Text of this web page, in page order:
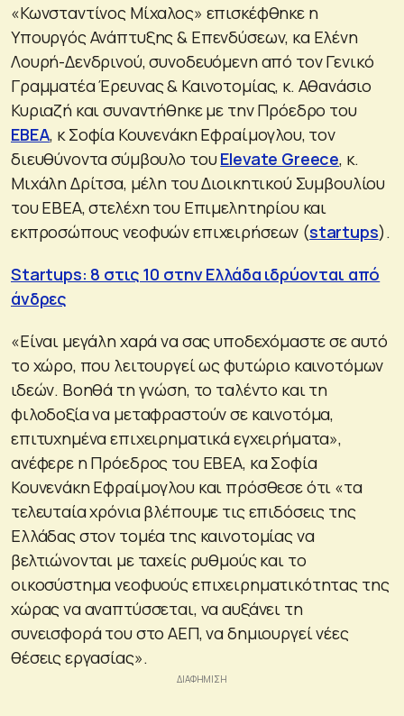
«Κωνσταντίνος Μίχαλος» επισκέφθηκε η
Υπουργός Ανάπτυξης & Επενδύσεων, κα Ελένη
Λουρή-Δενδρινού, συνοδευόμενη από τον Γενικό
Γραμματέα Έρευνας & Καινοτομίας, κ. Αθανάσιο
Κυριαζή και συναντήθηκε με την Πρόεδρο του
ΕΒΕΑ, κ Σοφία Κουνενάκη Εφραίμογλου, τον
διευθύνοντα σύμβουλο τουElevate Greece, κ.
Μιχάλη Δρίτσα, μέλη του Διοικητικού Συμβουλίου
του ΕΒΕΑ, στελέχη του Επιμελητηρίου και
εκπροσώπους νεοφυών επιχειρήσεων (startups).
Startups: 8 στις 10 στην Ελλάδα ιδρύονται από
άνδρες
«Είναι μεγάλη χαρά να σας υποδεχόμαστε σε αυτό
το χώρο, που λειτουργεί ως φυτώριο καινοτόμων
ιδεών. Βοηθά τη γνώση, το ταλέντο και τη
φιλοδοξία να μεταφραστούν σε καινοτόμα,
επιτυχημένα επιχειρηματικά εγχειρήματα»,
ανέφερε η Πρόεδρος του ΕΒΕΑ, κα Σοφία
Κουνενάκη Εφραίμογλου και πρόσθεσε ότι «τα
τελευταία χρόνια βλέπουμε τις επιδόσεις της
Ελλάδας στον τομέα της καινοτομίας να
βελτιώνονται με ταχείς ρυθμούς και το
οικοσύστημα νεοφυούς επιχειρηματικότητας της
χώρας να αναπτύσσεται, να αυξάνει τη
συνεισφορά του στο ΑΕΠ, να δημιουργεί νέες
θέσεις εργασίας».